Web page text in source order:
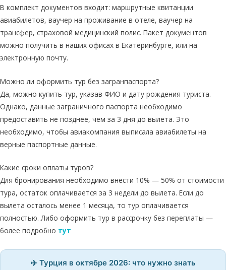
В комплект документов входит: маршрутные квитанции
авиабилетов, ваучер на проживание в отеле, ваучер на
трансфер, страховой медицинский полис. Пакет документов
можно получить в наших офисах в Екатеринбурге, или на
электронную почту.
Можно ли оформить тур без загранпаспорта?
Да, можно купить тур, указав ФИО и дату рождения туриста.
Однако, данные заграничного паспорта необходимо
предоставить не позднее, чем за 3 дня до вылета. Это
необходимо, чтобы авиакомпания выписала авиабилеты на
верные паспортные данные.
Какие сроки оплаты туров?
Для бронирования необходимо внести 10% — 50% от стоимости
тура, остаток оплачивается за 3 недели до вылета. Если до
вылета осталось менее 1 месяца, то тур оплачивается
полностью. Либо оформить тур в рассрочку без переплаты —
более подробно тут
✈️ Турция в октябре 2026: что нужно знать